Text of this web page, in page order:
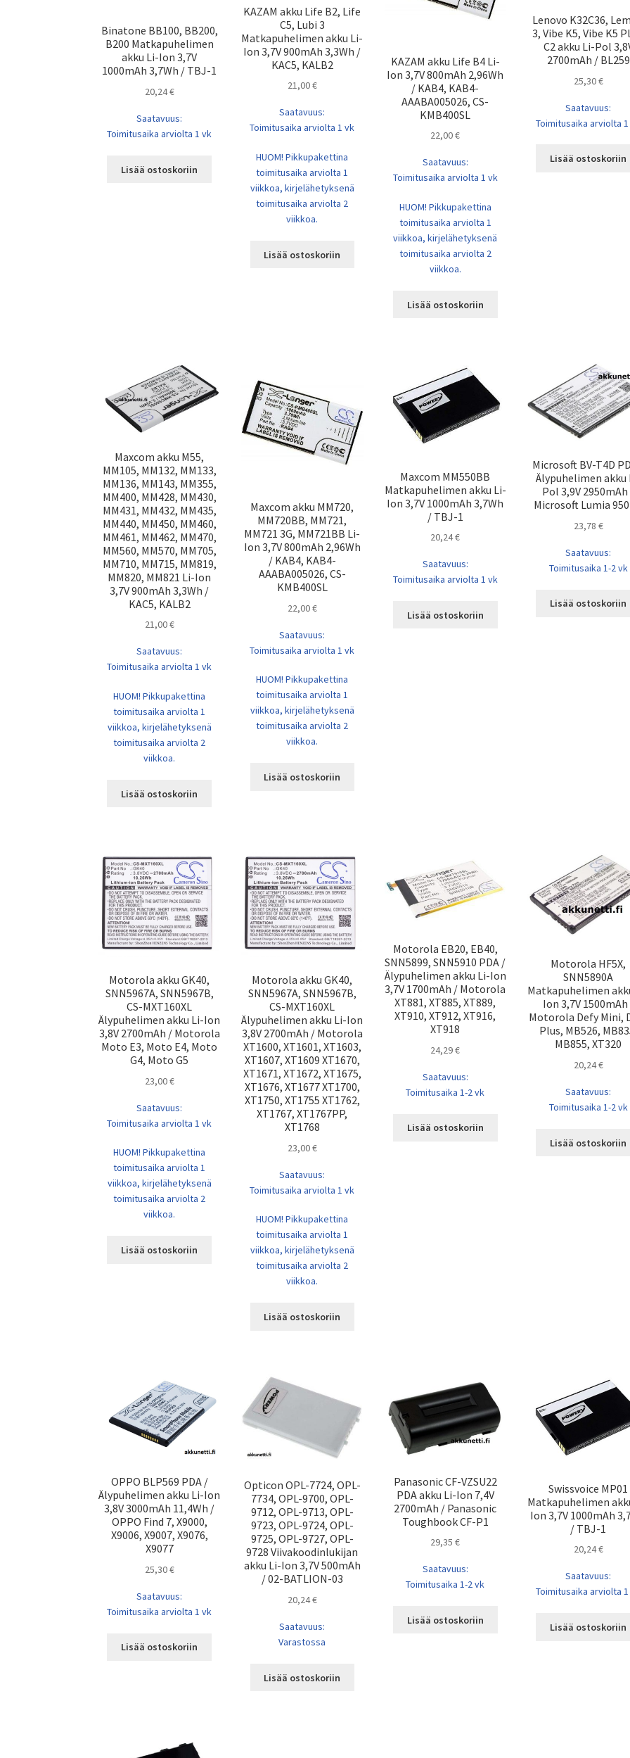
Binatone BB100, BB200,
B200 Matkapuhelimen
akku Li-Ion 3,7V
1000mAh 3,7Wh / TBJ-1
20,24€
Saatavuus:
Toimitusaika arviolta 1 vk
Lisää ostoskoriin
KAZAM akku Life B2, Life
C5, Lubi 3
Matkapuhelimen akku Li-
Ion 3,7V 900mAh 3,3Wh /
KAC5, KALB2
21,00€
Saatavuus:
Toimitusaika arviolta 1 vk
HUOM! Pikkupakettina
toimitusaika arviolta 1
viikkoa, kirjelähetyksenä
toimitusaika arviolta 2
viikkoa.
Lisää ostoskoriin
KAZAM akku Life B4 Li-
Ion 3,7V 800mAh 2,96Wh
/ KAB4, KAB4-
AAABA005026, CS-
KMB400SL
22,00€
Saatavuus:
Toimitusaika arviolta 1 vk
HUOM! Pikkupakettina
toimitusaika arviolta 1
viikkoa, kirjelähetyksenä
toimitusaika arviolta 2
viikkoa.
Lisää ostoskoriin
Lenovo K32C36,
3, Vibe K5, Vibe K5
C2 akku Li-Pol
2700mAh / BL259
25,30€
Saatavuus:
Toimitusaika arviolta
Lisää ostoskoriin
Maxcom akku M55,
MM105, MM132, MM133,
MM136, MM143, MM355,
MM400, MM428, MM430,
MM431, MM432, MM435,
MM440, MM450, MM460,
MM461, MM462, MM470,
MM560, MM570, MM705,
MM710, MM715, MM819,
MM820, MM821 Li-Ion
3,7V 900mAh 3,3Wh /
KAC5, KALB2
21,00€
Saatavuus:
Toimitusaika arviolta 1 vk
HUOM! Pikkupakettina
toimitusaika arviolta 1
viikkoa, kirjelähetyksenä
toimitusaika arviolta 2
viikkoa.
Lisää ostoskoriin
Maxcom akku MM720,
MM720BB, MM721,
MM721 3G, MM721BB Li-
Ion 3,7V 800mAh 2,96Wh
/ KAB4, KAB4-
AAABA005026, CS-
KMB400SL
22,00€
Saatavuus:
Toimitusaika arviolta 1 vk
HUOM! Pikkupakettina
toimitusaika arviolta 1
viikkoa, kirjelähetyksenä
toimitusaika arviolta 2
viikkoa.
Lisää ostoskoriin
Maxcom MM550BB
Matkapuhelimen akku Li-
Ion 3,7V 1000mAh 3,7Wh
/ TBJ-1
20,24€
Saatavuus:
Toimitusaika arviolta 1 vk
Lisää ostoskoriin
Microsoft BV-T4D
Älypuhelimen akku
Pol 3,9V
Microsoft Lumia 950
23,78 €
Saatavuus:
Toimitusaika 1-2 vk
Lisää ostoskoriin
Motorola akku GK40,
SNN5967A, SNN5967B,
CS-MXT160XL
Älypuhelimen akku Li-Ion
3,8V 2700mAh / Motorola
Moto E3, Moto E4, Moto
G4, Moto G5
23,00€
Saatavuus:
Toimitusaika arviolta 1 vk
HUOM! Pikkupakettina
toimitusaika arviolta 1
viikkoa, kirjelähetyksenä
toimitusaika arviolta 2
viikkoa.
Lisää ostoskoriin
Motorola akku GK40,
SNN5967A, SNN5967B,
CS-MXT160XL
Älypuhelimen akku Li-Ion
3,8V 2700mAh / Motorola
XT1600, XT1601, XT1603,
XT1607, XT1609 XT1670,
XT1671, XT1672, XT1675,
XT1676, XT1677 XT1700,
XT1750, XT1755 XT1762,
XT1767, XT1767PP,
XT1768
23,00€
Saatavuus:
Toimitusaika arviolta 1 vk
HUOM! Pikkupakettina
toimitusaika arviolta 1
viikkoa, kirjelähetyksenä
toimitusaika arviolta 2
viikkoa.
Lisää ostoskoriin
Motorola EB20, EB40,
SNN5899, SNN5910 PDA /
Älypuhelimen akku Li-Ion
3,7V 1700mAh / Motorola
XT881, XT885, XT889,
XT910, XT912, XT916,
XT918
24,29€
Saatavuus:
Toimitusaika 1-2 vk
Lisää ostoskoriin
Motorola HF5X,
SNN5890A
Matkapuhelimen
Ion 3,7V
Motorola Defy Mini,
Plus, MB526,
MB855, XT320
20,24€
Saatavuus:
Toimitusaika 1-2 vk
Lisää ostoskoriin
OPPO BLP569 PDA /
Älypuhelimen akku Li-Ion
3,8V 3000mAh 11,4Wh /
OPPO Find 7, X9000,
X9006, X9007, X9076,
X9077
25,30€
Saatavuus:
Toimitusaika arviolta 1 vk
Lisää ostoskoriin
Opticon OPL-7724, OPL-
7734, OPL-9700, OPL-
9712, OPL-9713, OPL-
9723, OPL-9724, OPL-
9725, OPL-9727, OPL-
9728 Viivakoodinlukijan
akku Li-Ion 3,7V 500mAh
/ 02-BATLION-03
20,24€
Saatavuus:
Varastossa
Lisää ostoskoriin
Panasonic CF-VZSU22
PDA akku Li-Ion 7,4V
2700mAh / Panasonic
Toughbook CF-P1
29,35€
Saatavuus:
Toimitusaika 1-2 vk
Lisää ostoskoriin
Swissvoice MP01
Matkapuhelimen
Ion 3,7V 1000mAh
/ TBJ-1
20,24€
Saatavuus:
Toimitusaika arviolta
Lisää ostoskoriin